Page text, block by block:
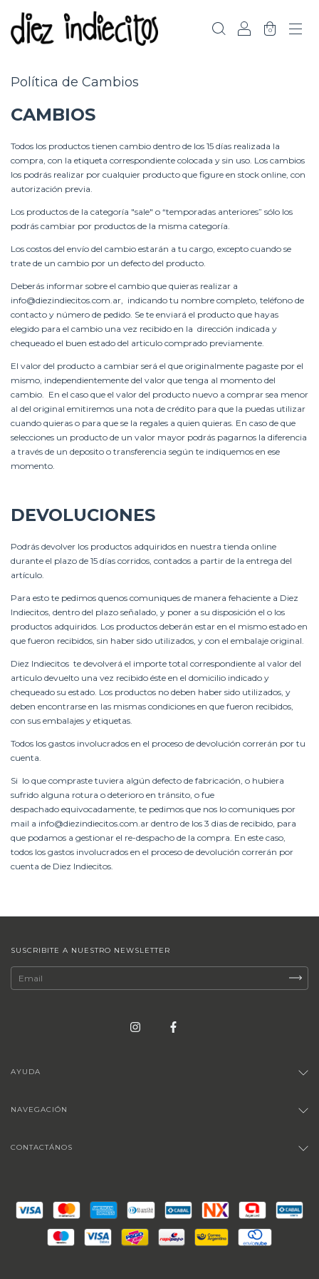
0
Política de Cambios
CAMBIOS
Todos los productos tienen cambio dentro de los 15 días realizada la
compra, con la etiqueta correspondiente colocada y sin uso. Los cambios
los podrás realizar por cualquier producto que figure en stock online, con
autorización previa.
Los productos de la categoría "sale" o “temporadas anteriores” sólo los
podrás cambiar por productos de la misma categoría.
Los costos del envío del cambio estarán a tu cargo, excepto cuando se
trate de un cambio por un defecto del producto.
Deberás informar sobre el cambio que quieras realizar a
info@diezindiecitos.com.ar , indicando tu nombre completo, teléfono de
contacto y número de pedido. Se te enviará el producto que hayas
elegido para el cambio una vez recibido en la dirección indicada y
chequeado el buen estado del articulo comprado previamente.
El valor del producto a cambiar será el que originalmente pagaste por el
mismo, independientemente del valor que tenga al momento del
cambio. En el caso que el valor del producto nuevo a comprar sea menor
al del original emitiremos una nota de crédito para que la puedas utilizar
cuando quieras o para que se la regales a quien quieras. En caso de que
selecciones un producto de un valor mayor podrás pagarnos la diferencia
a través de un deposito o transferencia según te indiquemos en ese
momento.
DEVOLUCIONES
Podrás devolver los productos adquiridos en nuestra tienda online
durante el plazo de 15 días corridos, contados a partir de la entrega del
artículo.
Para esto te pedimos quenos comuniques de manera fehaciente a Diez
Indiecitos, dentro del plazo señalado, y poner a su disposición el o los
productos adquiridos. Los productos deberán estar en el mismo estado en
que fueron recibidos, sin haber sido utilizados, y con el embalaje original.
Diez Indiecitos te devolverá el importe total correspondiente al valor del
articulo devuelto una vez recibido éste en el domicilio indicado y
chequeado su estado. Los productos no deben haber sido utilizados, y
deben encontrarse en las mismas condiciones en que fueron recibidos,
con sus embalajes y etiquetas.
Todos los gastos involucrados en el proceso de devolución correrán por tu
cuenta.
Si lo que compraste tuviera algún defecto de fabricación, o hubiera
sufrido alguna rotura o deterioro en tránsito, o fue
despachado equivocadamente, te pedimos que nos lo comuniques por
mail a info@diezindiecitos.com.ar dentro de los 3 dias de recibido, para
que podamos a gestionar el re-despacho de la compra. En este caso,
todos los gastos involucrados en el proceso de devolución correrán por
cuenta de Diez Indiecitos.
SUSCRIBITE A NUESTRO NEWSLETTER
AYUDA
NAVEGACIÓN
CONTACTÁNOS